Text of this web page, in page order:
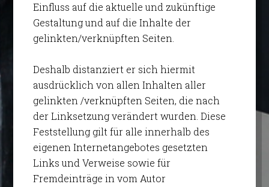
Einfluss auf die aktuelle und zukünftige
Gestaltung und auf die Inhalte der
gelinkten/verknüpften Seiten.
Deshalb distanziert er sich hiermit
ausdrücklich von allen Inhalten aller
gelinkten /verknüpften Seiten, die nach
der Linksetzung verändert wurden. Diese
Feststellung gilt für alle innerhalb des
eigenen Internetangebotes gesetzten
Links und Verweise sowie für
Fremdeinträge in vom Autor